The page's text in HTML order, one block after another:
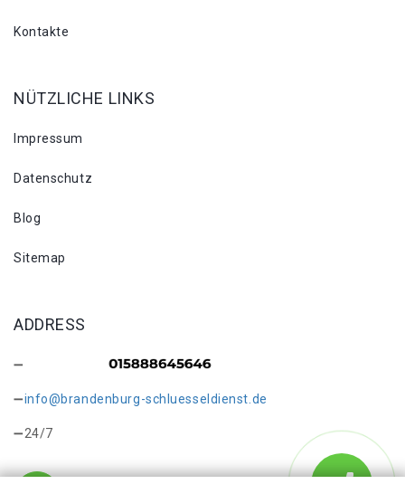
Kontakte
NÜTZLICHE LINKS
Impressum
Datenschutz
Blog
Sitemap
ADDRESS
info@brandenburg-schluesseldienst.de
24/7